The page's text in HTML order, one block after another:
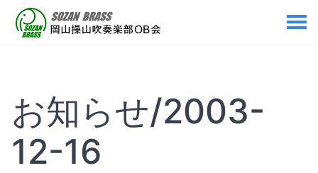
お知らせ/2003-
12-16